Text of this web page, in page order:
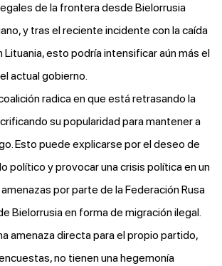
de la frontera desde Bielorrusia
y tras el reciente incidente conla caída
Lituania, esto podría intensificar aún más el
actual gobierno.
radica en que está retrasando la
su popularidad para mantener a
Esto puede explicarse por el deseo de
político y provocar una crisis política en un
por parte de la Federación Rusa
Bielorrusia en forma de migración ilegal.
amenaza directa para el propio partido,
no tienen una hegemonía